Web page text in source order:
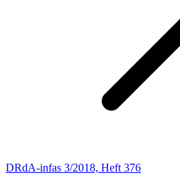
DRdA-infas 3/2018, Heft 376